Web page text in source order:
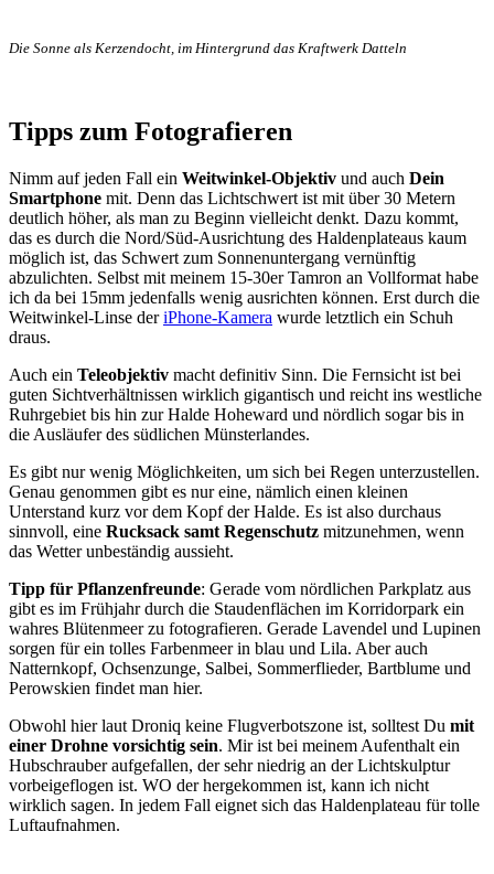
Die Sonne als Kerzendocht, im Hintergrund das Kraftwerk Datteln
Tipps zum Fotografieren
Nimm auf jeden Fall ein Weitwinkel-Objektiv und auch Dein
Smartphone mit. Denn das Lichtschwert ist mit über 30 Metern
deutlich höher, als man zu Beginn vielleicht denkt. Dazu kommt,
das es durch die Nord/Süd-Ausrichtung des Haldenplateaus kaum
möglich ist, das Schwert zum Sonnenuntergang vernünftig
abzulichten. Selbst mit meinem 15-30er Tamron an Vollformat habe
ich da bei 15mm jedenfalls wenig ausrichten können. Erst durch die
Weitwinkel-Linse deriPhone-Kamera wurde letztlich ein Schuh
draus.
Auch ein Teleobjektiv macht definitiv Sinn. Die Fernsicht ist bei
guten Sichtverhältnissen wirklich gigantisch und reicht ins westliche
Ruhrgebiet bis hin zur Halde Hoheward und nördlich sogar bis in
die Ausläufer des südlichen Münsterlandes.
Es gibt nur wenig Möglichkeiten, um sich bei Regen unterzustellen.
Genau genommen gibt es nur eine, nämlich einen kleinen
Unterstand kurz vor dem Kopf der Halde. Es ist also durchaus
sinnvoll, eine Rucksack samt Regenschutz mitzunehmen, wenn
das Wetter unbeständig aussieht.
Tipp für Pflanzenfreunde: Gerade vom nördlichen Parkplatz aus
gibt es im Frühjahr durch die Staudenflächen im Korridorpark ein
wahres Blütenmeer zu fotografieren. Gerade Lavendel und Lupinen
sorgen für ein tolles Farbenmeer in blau und Lila. Aber auch
Natternkopf, Ochsenzunge, Salbei, Sommerflieder, Bartblume und
Perowskien findet man hier.
Obwohl hier laut Droniq keine Flugverbotszone ist, solltest Du mit
einer Drohne vorsichtig sein. Mir ist bei meinem Aufenthalt ein
Hubschrauber aufgefallen, der sehr niedrig an der Lichtskulptur
vorbeigeflogen ist. WO der hergekommen ist, kann ich nicht
wirklich sagen. In jedem Fall eignet sich das Haldenplateau für tolle
Luftaufnahmen.